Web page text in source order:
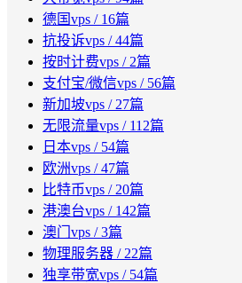
德国vps / 16篇
抗投诉vps / 44篇
按时计费vps / 2篇
支付宝/微信vps / 56篇
新加坡vps / 27篇
无限流量vps / 112篇
日本vps / 54篇
欧洲vps / 47篇
比特币vps / 20篇
港澳台vps / 142篇
澳门vps / 3篇
物理服务器 / 22篇
独享带宽vps / 54篇